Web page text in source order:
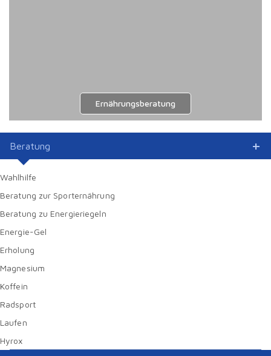
Ernährungsberatung
Beratung
Wahlhilfe
Beratung zur Sporternährung
Beratung zu Energieriegeln
Energie-Gel
Erholung
Magnesium
Koffein
Radsport
Laufen
Hyrox